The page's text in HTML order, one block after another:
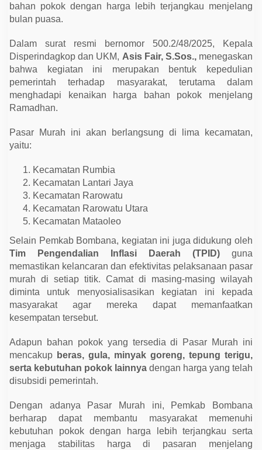
a
h
a
n
1
4
4
6
bahan pokok dengan harga lebih terjangkau menjelang
bulan puasa.
Dalam surat resmi bernomor 500.2/48/2025, Kepala
Disperindagkop dan UKM, Asis Fair, S.Sos.,menegaskan
bahwa kegiatan ini merupakan bentuk kepedulian
pemerintah terhadap masyarakat, terutama dalam
menghadapi kenaikan harga bahan pokok menjelang
Ramadhan.
Pasar Murah ini akan berlangsung di lima kecamatan,
yaitu:
Kecamatan Rumbia
Kecamatan Lantari Jaya
Kecamatan Rarowatu
Kecamatan Rarowatu Utara
Kecamatan Mataoleo
Selain Pemkab Bombana, kegiatan ini juga didukung oleh
Tim Pengendalian Inflasi Daerah (TPID) guna
memastikan kelancaran dan efektivitas pelaksanaan pasar
murah di setiap titik. Camat di masing-masing wilayah
diminta untuk menyosialisasikan kegiatan ini kepada
masyarakat agar mereka dapat memanfaatkan
kesempatan tersebut.
Adapun bahan pokok yang tersedia di Pasar Murah ini
mencakup beras, gula, minyak goreng, tepung terigu,
serta kebutuhan pokok lainnya dengan harga yang telah
disubsidi pemerintah.
Dengan adanya Pasar Murah ini, Pemkab Bombana
berharap dapat membantu masyarakat memenuhi
kebutuhan pokok dengan harga lebih terjangkau serta
menjaga stabilitas harga di pasaran menjelang